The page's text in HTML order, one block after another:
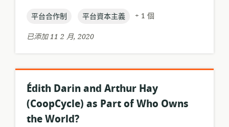
日
topic:
平台合作制 topic:
平台資本主義
+ 1 個
已添加 11 2 月, 2020
Édith Darin and Arthur Hay
(CoopCycle) as Part of Who Owns
the World?